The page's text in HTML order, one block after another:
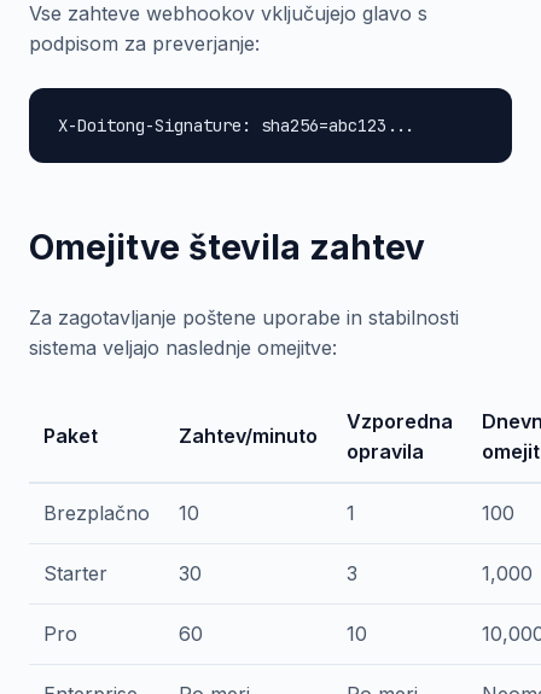
Vse zahteve webhookov vključujejo glavo s
podpisom za preverjanje:
X-Doitong-Signature: sha256=abc123...
Omejitve števila zahtev
Za zagotavljanje poštene uporabe in stabilnosti
sistema veljajo naslednje omejitve:
Paket Zahtev/minuto
Vzporedna
opravila
Brezplačno 10 1 100
Starter 30 3 1,000
Pro 60 10